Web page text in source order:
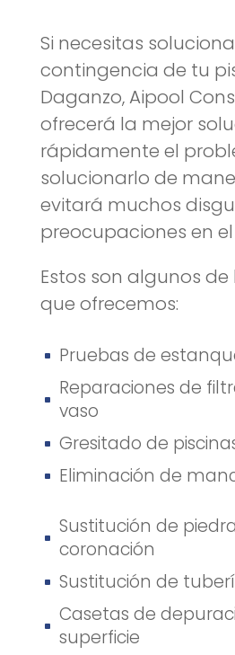
Si necesitas
contingencia de tu
Daganzo, Aipool
ofrecerá la mejor
rápidamente el
solucionarlo de
evitará muchos
preocupaciones en
Estos son algunos de
que ofrecemos:
^ Pruebas de
^
Reparaciones de
vaso
^ Gresitado de
^ Eliminación de
^
Sustitución de
coronación
^ Sustitución de
^
Casetas de
superficie